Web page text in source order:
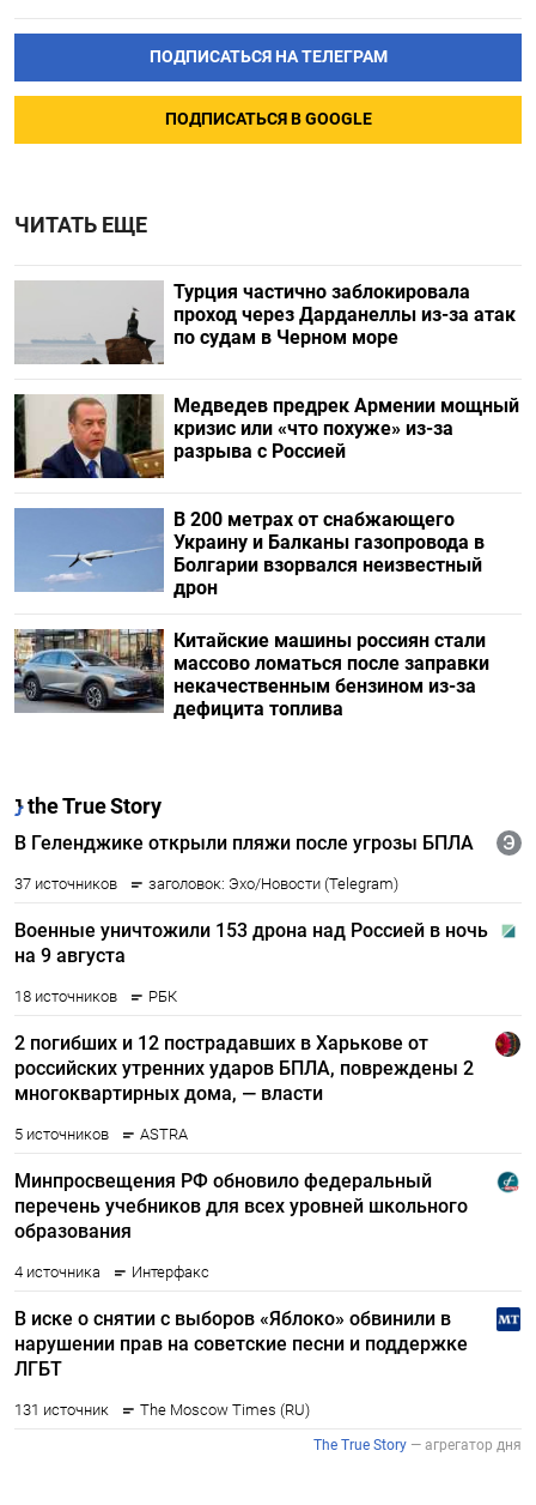
ПОДПИСАТЬСЯ НА ТЕЛЕГРАМ
ПОДПИСАТЬСЯ В GOOGLE
ЧИТАТЬ ЕЩЕ
Турция частично заблокировала
проход через Дарданеллы из-за атак
по судам в Черном море
Медведев предрек Армении мощный
кризис или «что похуже» из-за
разрыва с Россией
В 200 метрах от снабжающего
Украину и Балканы газопровода в
Болгарии взорвался неизвестный
дрон
Китайские машины россиян стали
массово ломаться после заправки
некачественным бензином из-за
дефицита топлива